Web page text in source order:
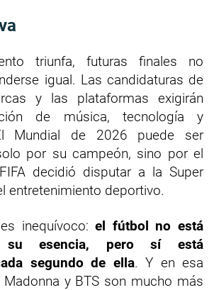
triunfa, futuras finales no
igual. Las candidaturas de
y las plataformas exigirán
de música, tecnología y
Mundial de 2026 puede ser
por su campeón, sino por el
decidió disputar a la Super
entretenimiento deportivo.
inequívoco:el fútbol no está
su esencia, pero sí está
segundo de ella. Y en esa
Madonna y BTS son mucho más